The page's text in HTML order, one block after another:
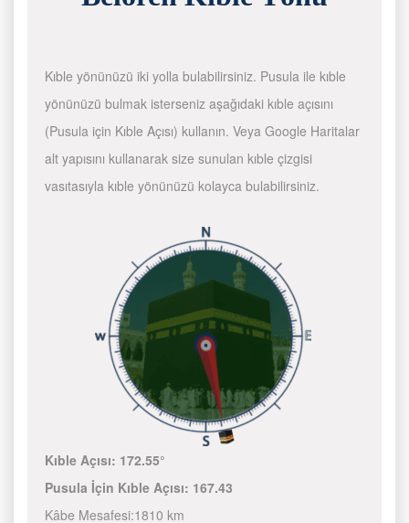
Kıble yönünüzü iki yolla bulabilirsiniz. Pusula ile kıble
yönünüzü bulmak isterseniz aşağıdaki kıble açısını
(Pusula için Kıble Açısı) kullanın. Veya Google Haritalar
alt yapısını kullanarak size sunulan kıble çizgisi
vasıtasıyla kıble yönünüzü kolayca bulabilirsiniz.
Kıble Açısı: 172.55°
Pusula İçin Kıble Açısı: 167.43
Kâbe Mesafesi:1810 km